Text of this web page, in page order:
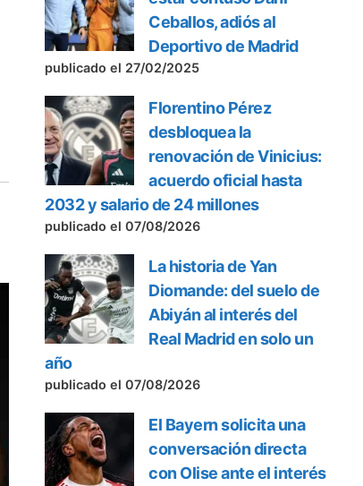
Ceballos, adiós al
Deportivo de Madrid
publicado el 27/02/2025
Florentino Pérez
desbloquea la
renovación de Vinicius:
acuerdo oficial hasta
2032 y salario de 24 millones
publicado el 07/08/2026
La historia de Yan
Diomande: del suelo de
Abiyán al interés del
Real Madrid en solo un
año
publicado el 07/08/2026
El Bayern solicita una
conversación directa
con Olise ante el interés